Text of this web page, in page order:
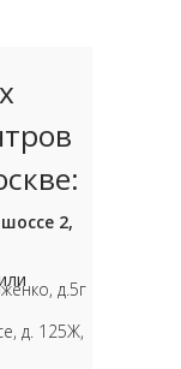
2,
д.5г
д. 125Ж,